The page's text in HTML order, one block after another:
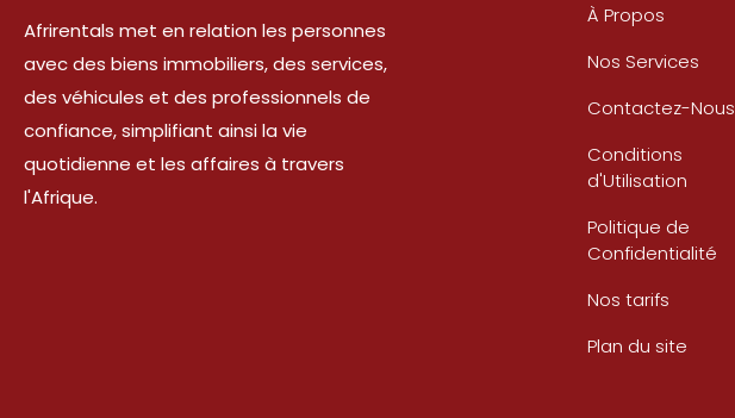
Afrirentals met en relation les personnes
avec des biens immobiliers, des services,
des véhicules et des professionnels de
confiance, simplifiant ainsi la vie
quotidienne et les affaires à travers
l'Afrique.
À Propos
Nos Services
Contactez-Nous
Conditions
d'Utilisation
Politique de
Confidentialité
Nos tarifs
Plan du site